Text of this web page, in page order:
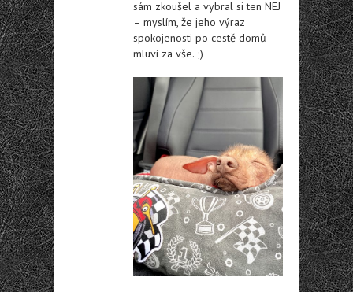
sám zkoušel a vybral si ten NEJ
– myslím, že jeho výraz
spokojenosti po cestě domů
mluví za vše. ;)